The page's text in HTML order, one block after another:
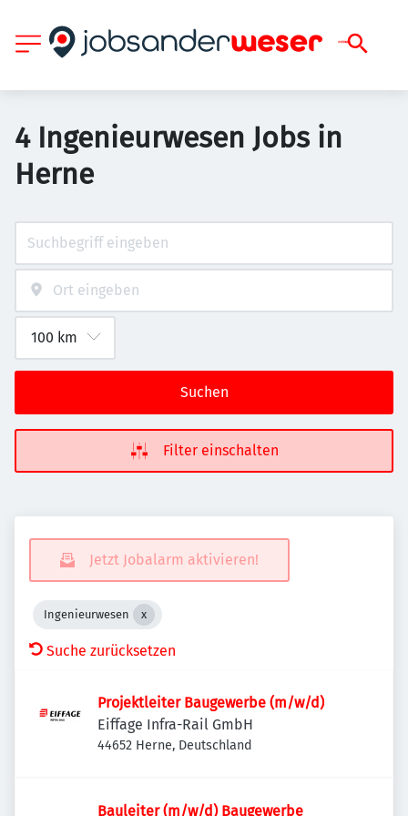
4 Ingenieurwesen Jobs in
Herne
Suchen
Filter einschalten
Jetzt Jobalarm aktivieren!
Ingenieurwesen
Suche zurücksetzen
Projektleiter Baugewerbe (m/w/d)
Eiffage Infra-Rail GmbH
44652 Herne, Deutschland
Bauleiter (m/w/d) Baugewerbe